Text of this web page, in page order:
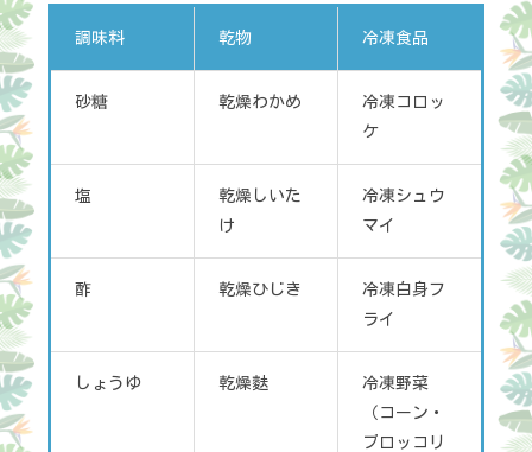
調味料 乾物 冷凍食品
砂糖 乾燥わかめ
冷凍コロッ
ケ
塩
乾燥しいた
け
冷凍シュウ
マイ
酢 乾燥ひじき
冷凍白身フ
ライ
しょうゆ 乾燥麩
冷凍野菜
（コーン・
ブロッコリ